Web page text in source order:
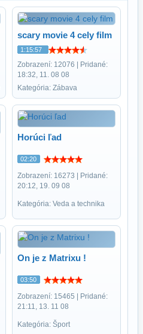
scary movie 4 cely film
1:15:57
Zobrazení: 12076 | Pridané:
18:32, 11. 08 08
Kategória: Zábava
Horúci ľad
02:20
Zobrazení: 16273 | Pridané:
20:12, 19. 09 08
Kategória: Veda a technika
On je z Matrixu !
03:50
Zobrazení: 15465 | Pridané:
21:11, 13. 11 08
Kategória: Šport